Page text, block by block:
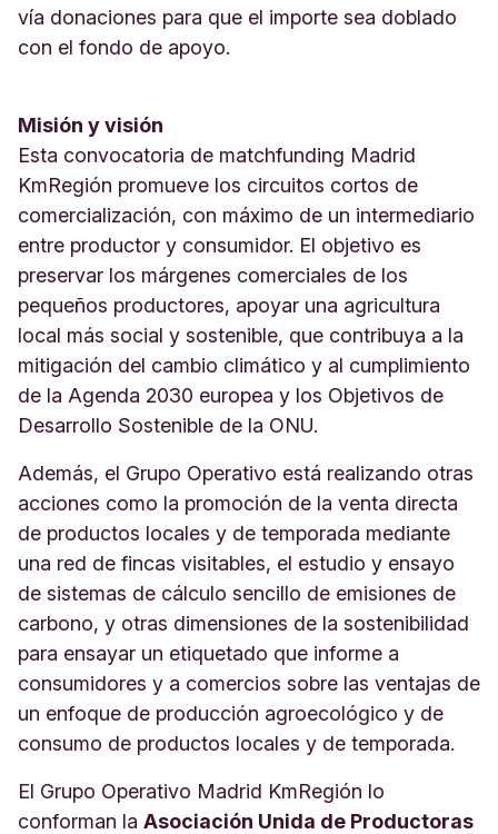
vía donaciones para que el importe sea doblado
con el fondo de apoyo.
Misión y visión
Esta convocatoria de matchfunding Madrid
KmRegión promueve los circuitos cortos de
comercialización, con máximo de un intermediario
entre productor y consumidor. El objetivo es
preservar los márgenes comerciales de los
pequeños productores, apoyar una agricultura
local más social y sostenible, que contribuya a la
mitigación del cambio climático y al cumplimiento
de la Agenda 2030 europea y los Objetivos de
Desarrollo Sostenible de la ONU.
Además, el Grupo Operativo está realizando otras
acciones como la promoción de la venta directa
de productos locales y de temporada mediante
una red de fincas visitables, el estudio y ensayo
de sistemas de cálculo sencillo de emisiones de
carbono, y otras dimensiones de la sostenibilidad
para ensayar un etiquetado que informe a
consumidores y a comercios sobre las ventajas de
un enfoque de producción agroecológico y de
consumo de productos locales y de temporada.
El Grupo Operativo Madrid KmRegión lo
conforman la Asociación Unida de Productoras